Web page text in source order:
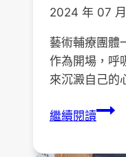
2024 年 07
藝術輔療團體
作為開場，呼
來沉澱自己的
繼續閱讀《藝